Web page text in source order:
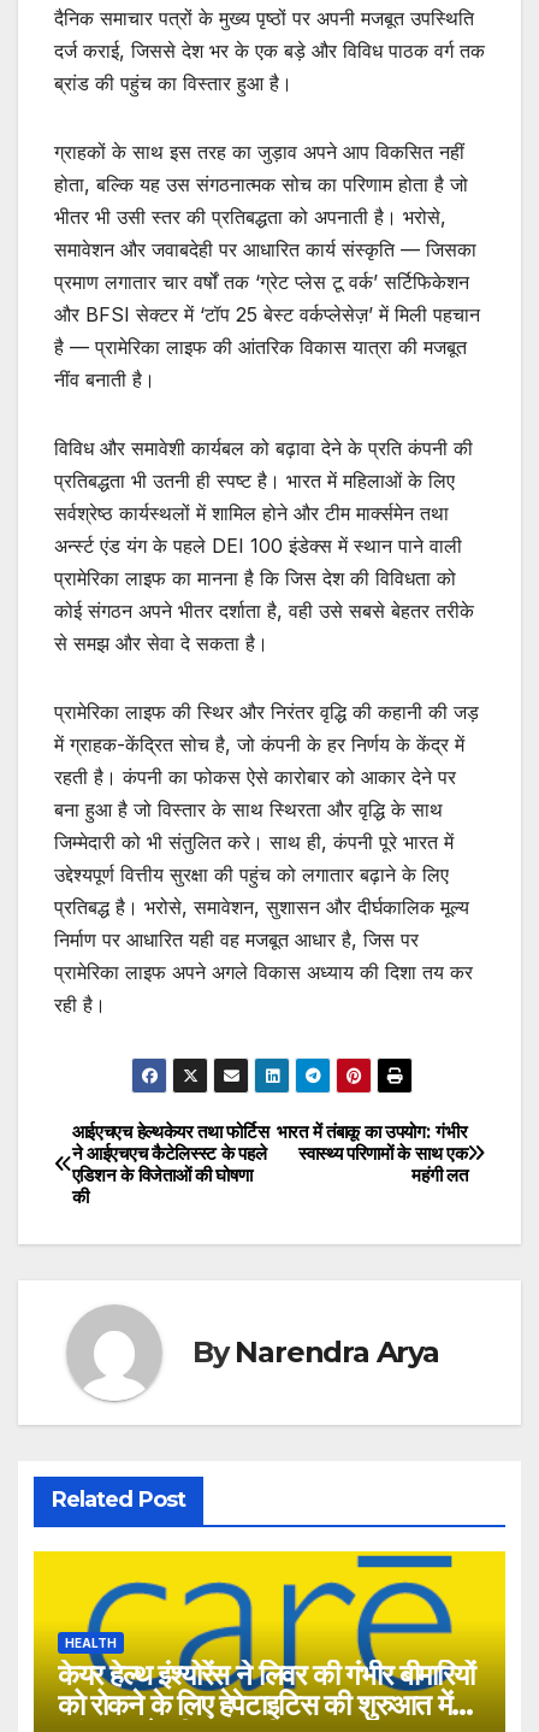
दैनिक समाचार पत्रों के मुख्य पृष्ठों पर अपनी मजबूत उपस्थिति
दर्ज कराई, जिससे देश भर के एक बड़े और विविध पाठक वर्ग तक
ब्रांड की पहुंच का विस्तार हुआ है।
ग्राहकों के साथ इस तरह का जुड़ाव अपने आप विकसित नहीं
होता, बल्कि यह उस संगठनात्मक सोच का परिणाम होता है जो
भीतर भी उसी स्तर की प्रतिबद्धता को अपनाती है। भरोसे,
समावेशन और जवाबदेही पर आधारित कार्य संस्कृति — जिसका
प्रमाण लगातार चार वर्षों तक ‘ग्रेट प्लेस टू वर्क’ सर्टिफिकेशन
और BFSI सेक्टर में ‘टॉप 25 बेस्ट वर्कप्लेसेज़’ में मिली पहचान
है — प्रामेरिका लाइफ की आंतरिक विकास यात्रा की मजबूत
नींव बनाती है।
विविध और समावेशी कार्यबल को बढ़ावा देने के प्रति कंपनी की
प्रतिबद्धता भी उतनी ही स्पष्ट है। भारत में महिलाओं के लिए
सर्वश्रेष्ठ कार्यस्थलों में शामिल होने और टीम मार्क्समेन तथा
अर्न्स्ट एंड यंग के पहले DEI 100 इंडेक्स में स्थान पाने वाली
प्रामेरिका लाइफ का मानना है कि जिस देश की विविधता को
कोई संगठन अपने भीतर दर्शाता है, वही उसे सबसे बेहतर तरीके
से समझ और सेवा दे सकता है।
प्रामेरिका लाइफ की स्थिर और निरंतर वृद्धि की कहानी की जड़
में ग्राहक-केंद्रित सोच है, जो कंपनी के हर निर्णय के केंद्र में
रहती है। कंपनी का फोकस ऐसे कारोबार को आकार देने पर
बना हुआ है जो विस्तार के साथ स्थिरता और वृद्धि के साथ
जिम्मेदारी को भी संतुलित करे। साथ ही, कंपनी पूरे भारत में
उद्देश्यपूर्ण वित्तीय सुरक्षा की पहुंच को लगातार बढ़ाने के लिए
प्रतिबद्ध है। भरोसे, समावेशन, सुशासन और दीर्घकालिक मूल्य
निर्माण पर आधारित यही वह मजबूत आधार है, जिस पर
प्रामेरिका लाइफ अपने अगले विकास अध्याय की दिशा तय कर
रही है।
Post
navigation
भारत में तंबाकू का उपयोग: गंभीर
स्वास्थ्य परिणामों के साथ एक
महंगी लत
आईएचएच हेल्थकेयर तथा फोर्टिस
ने आईएचएच कैटेलिस्स्ट के पहले
एडिशन के विजेताओं की घोषणा
की
ByNarendra Arya
Related Post
HEALTH
केयर हेल्‍थ इंश्‍योरेंस ने लिवर की गंभीर बीमारियों
को रोकने के लिए हेपेटाइटिस की शुरुआत में